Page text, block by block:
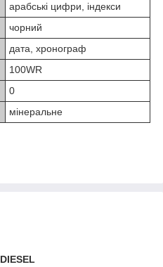
арабські цифри, індекси
чорний
дата, хронограф
100WR
0
мінеральне
DIESEL